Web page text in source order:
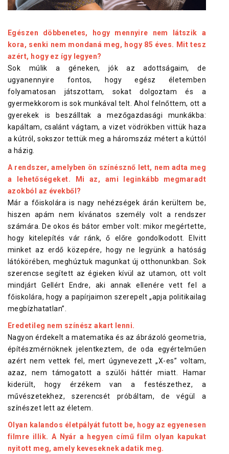
Egészen döbbenetes, hogy mennyire nem látszik a
kora, senki nem mondaná meg, hogy 85 éves. Mit tesz
azért, hogy ez így legyen?
Sok múlik a géneken, jók az adottságaim, de
ugyanennyire fontos, hogy egész életemben
folyamatosan játszottam, sokat dolgoztam és a
gyermekkorom is sok munkával telt. Ahol felnőttem, ott a
gyerekek is beszálltak a mezőgazdasági munkákba:
kapáltam, csalánt vágtam, a vizet vödrökben vittük haza
a kútról, sokszor tettük meg a háromszáz métert a kúttól
a házig.
A rendszer, amelyben ön színésznő lett, nem adta meg
a lehetőségeket. Mi az, ami leginkább megmaradt
azokból az évekből?
Már a főiskolára is nagy nehézségek árán kerültem be,
hiszen apám nem kívánatos személy volt a rendszer
számára. De okos és bátor ember volt: mikor megértette,
hogy kitelepítés vár ránk, ő előre gondolkodott. Elvitt
minket az erdő közepére, hogy ne legyünk a hatóság
látókörében, meghúztuk magunkat új otthonunkban. Sok
szerencse segített az égieken kívül az utamon, ott volt
mindjárt Gellért Endre, aki annak ellenére vett fel a
főiskolára, hogy a papírjaimon szerepelt „apja politikailag
megbízhatatlan”.
Eredetileg nem színész akart lenni.
Nagyon érdekelt a matematika és az ábrázoló geometria,
építészmérnöknek jelentkeztem, de oda egyértelműen
azért nem vettek fel, mert úgynevezett „X-es” voltam,
azaz, nem támogatott a szülői háttér miatt. Hamar
kiderült, hogy érzékem van a festészethez, a
művészetekhez, szerencsét próbáltam, de végül a
színészet lett az életem.
Olyan kalandos életpályát futott be, hogy az egyenesen
filmre illik. A Nyár a hegyen című film olyan kapukat
nyitott meg, amely keveseknek adatik meg.